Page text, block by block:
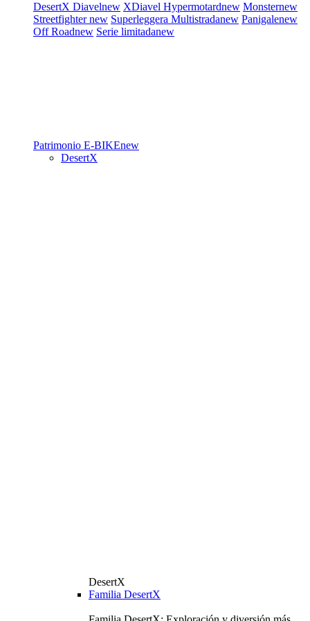
DesertX Diavelnew XDiavel Hypermotardnew Monsternew
Streetfighternew Superleggera Multistradanew Panigalenew
Off Roadnew Serie limitadanew
Patrimonio E-BIKEnew
DesertX
DesertX
Familia DesertX